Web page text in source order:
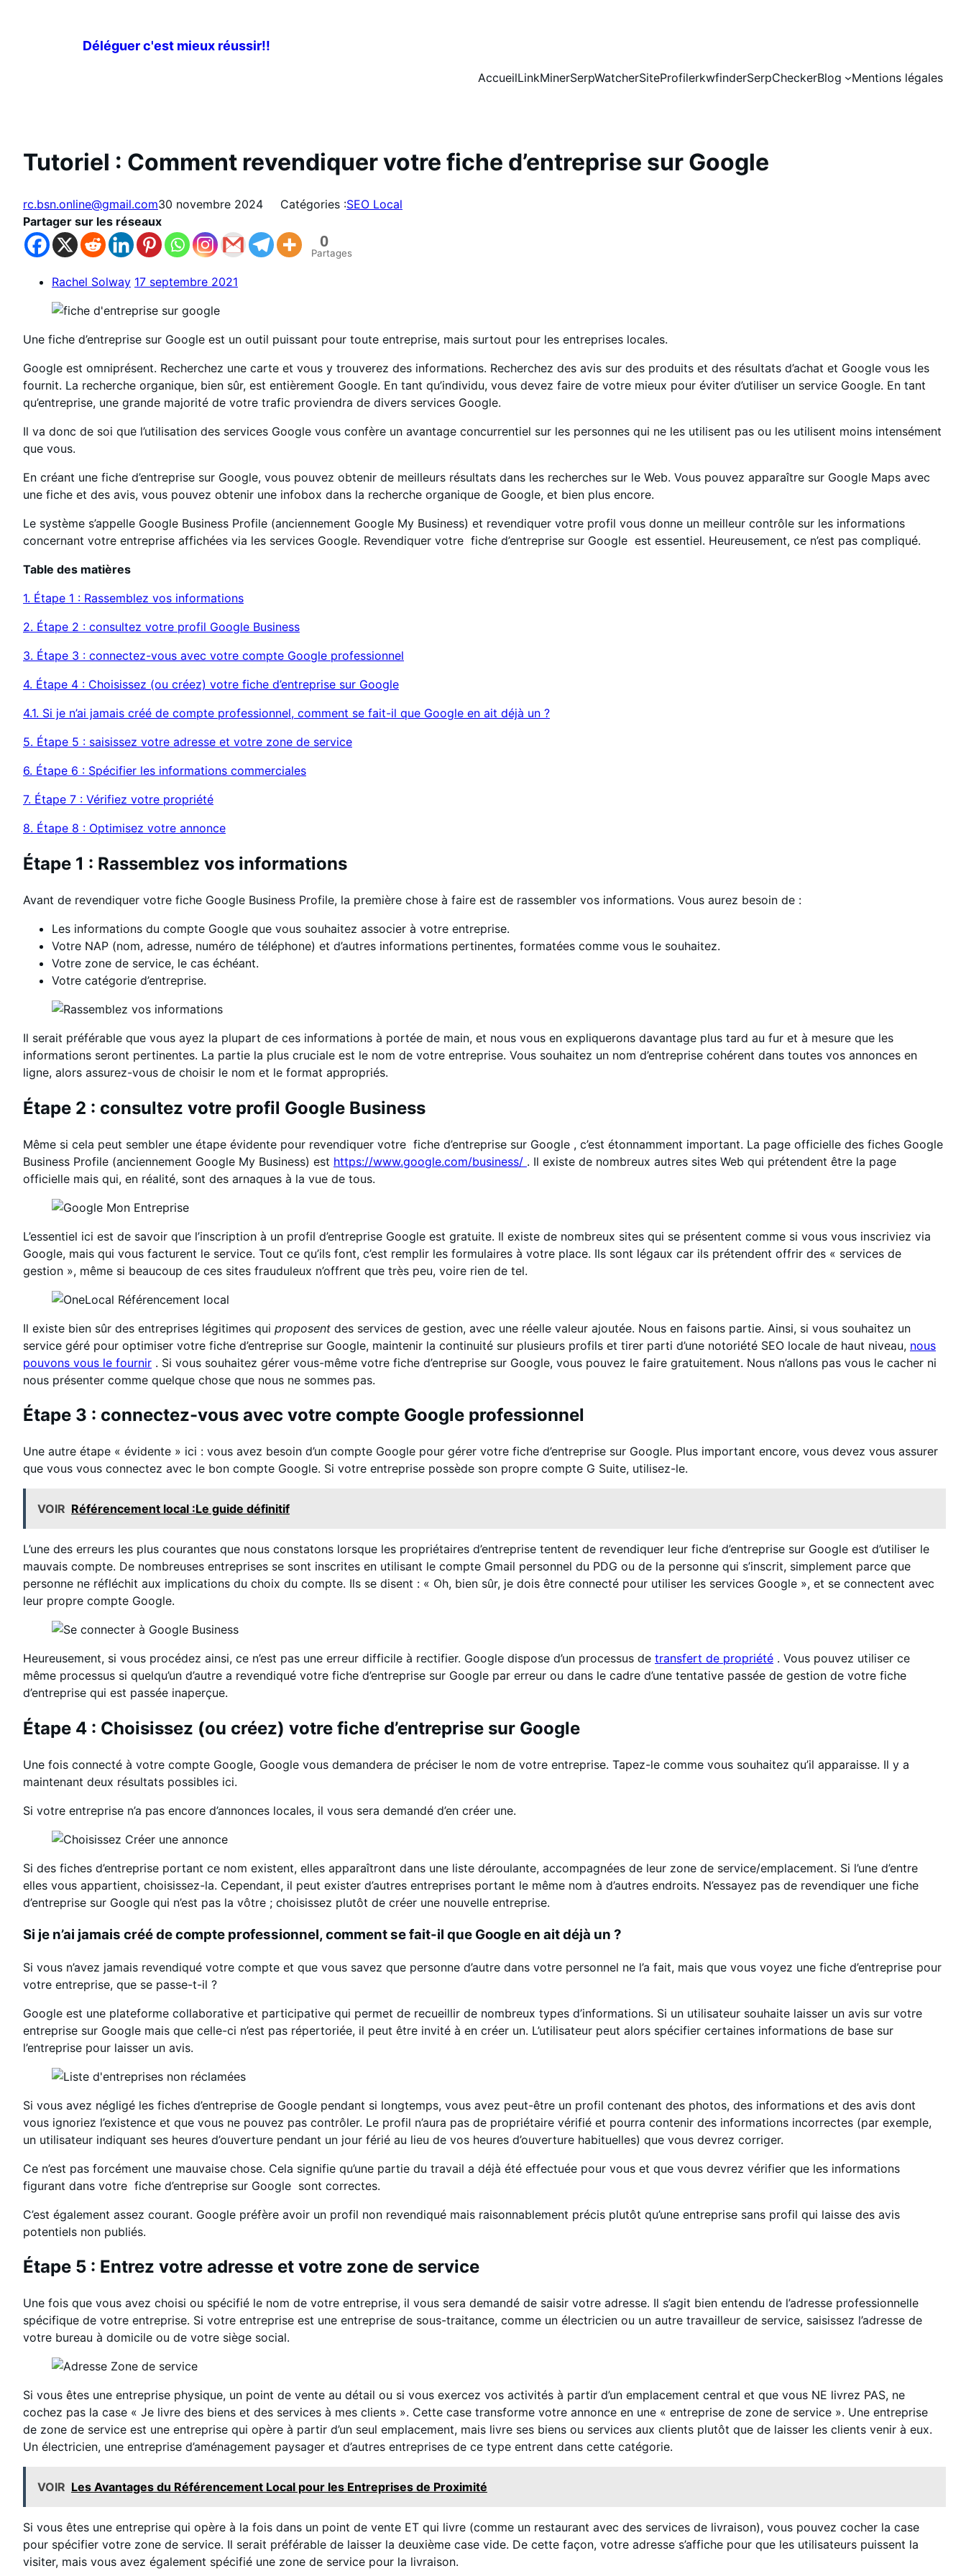
Déléguer c'est mieux réussir!!
AccueilLinkMinerSerpWatcherSiteProfilerkwfinderSerpCheckerBlog Mentions légales
Tutoriel : Comment revendiquer votre fiche d’entreprise sur Google
rc.bsn.online@gmail.com30 novembre 2024 Catégories :SEO Local
Partager sur les réseaux
0
Partages
Rachel Solway 17 septembre 2021
Une fiche d’entreprise sur Google est un outil puissant pour toute entreprise, mais surtout pour les entreprises locales.
Google est omniprésent. Recherchez une carte et vous y trouverez des informations. Recherchez des avis sur des produits et des résultats d’achat et Google vous les
fournit. La recherche organique, bien sûr, est entièrement Google. En tant qu’individu, vous devez faire de votre mieux pour éviter d’utiliser un service Google. En tant
qu’entreprise, une grande majorité de votre trafic proviendra de divers services Google.
Il va donc de soi que l’utilisation des services Google vous confère un avantage concurrentiel sur les personnes qui ne les utilisent pas ou les utilisent moins intensément
que vous.
En créant une fiche d’entreprise sur Google, vous pouvez obtenir de meilleurs résultats dans les recherches sur le Web. Vous pouvez apparaître sur Google Maps avec
une fiche et des avis, vous pouvez obtenir une infobox dans la recherche organique de Google, et bien plus encore.
Le système s’appelle Google Business Profile (anciennement Google My Business) et revendiquer votre profil vous donne un meilleur contrôle sur les informations
concernant votre entreprise affichées via les services Google. Revendiquer votre fiche d’entreprise sur Google est essentiel. Heureusement, ce n’est pas compliqué.
Table des matières
1. Étape 1 : Rassemblez vos informations
2. Étape 2 : consultez votre profil Google Business
3. Étape 3 : connectez-vous avec votre compte Google professionnel
4. Étape 4 : Choisissez (ou créez) votre fiche d’entreprise sur Google
4.1. Si je n’ai jamais créé de compte professionnel, comment se fait-il que Google en ait déjà un ?
5. Étape 5 : saisissez votre adresse et votre zone de service
6. Étape 6 : Spécifier les informations commerciales
7. Étape 7 : Vérifiez votre propriété
8. Étape 8 : Optimisez votre annonce
Étape 1 : Rassemblez vos informations
Avant de revendiquer votre fiche Google Business Profile, la première chose à faire est de rassembler vos informations. Vous aurez besoin de :
Les informations du compte Google que vous souhaitez associer à votre entreprise.
Votre NAP (nom, adresse, numéro de téléphone) et d’autres informations pertinentes, formatées comme vous le souhaitez.
Votre zone de service, le cas échéant.
Votre catégorie d’entreprise.
Il serait préférable que vous ayez la plupart de ces informations à portée de main, et nous vous en expliquerons davantage plus tard au fur et à mesure que les
informations seront pertinentes. La partie la plus cruciale est le nom de votre entreprise. Vous souhaitez un nom d’entreprise cohérent dans toutes vos annonces en
ligne, alors assurez-vous de choisir le nom et le format appropriés.
Étape 2 : consultez votre profil Google Business
Même si cela peut sembler une étape évidente pour revendiquer votre fiche d’entreprise sur Google , c’est étonnamment important. La page officielle des fiches Google
Business Profile (anciennement Google My Business) est https://www.google.com/business/ . Il existe de nombreux autres sites Web qui prétendent être la page
officielle mais qui, en réalité, sont des arnaques à la vue de tous.
L’essentiel ici est de savoir que l’inscription à un profil d’entreprise Google est gratuite. Il existe de nombreux sites qui se présentent comme si vous vous inscriviez via
Google, mais qui vous facturent le service. Tout ce qu’ils font, c’est remplir les formulaires à votre place. Ils sont légaux car ils prétendent offrir des « services de
gestion », même si beaucoup de ces sites frauduleux n’offrent que très peu, voire rien de tel.
Il existe bien sûr des entreprises légitimes qui proposent des services de gestion, avec une réelle valeur ajoutée. Nous en faisons partie. Ainsi, si vous souhaitez un
service géré pour optimiser votre fiche d’entreprise sur Google, maintenir la continuité sur plusieurs profils et tirer parti d’une notoriété SEO locale de haut niveau, nous
pouvons vous le fournir . Si vous souhaitez gérer vous-même votre fiche d’entreprise sur Google, vous pouvez le faire gratuitement. Nous n’allons pas vous le cacher ni
nous présenter comme quelque chose que nous ne sommes pas.
Étape 3 : connectez-vous avec votre compte Google professionnel
Une autre étape « évidente » ici : vous avez besoin d’un compte Google pour gérer votre fiche d’entreprise sur Google. Plus important encore, vous devez vous assurer
que vous vous connectez avec le bon compte Google. Si votre entreprise possède son propre compte G Suite, utilisez-le.
VOIR Référencement local :Le guide définitif
L’une des erreurs les plus courantes que nous constatons lorsque les propriétaires d’entreprise tentent de revendiquer leur fiche d’entreprise sur Google est d’utiliser le
mauvais compte. De nombreuses entreprises se sont inscrites en utilisant le compte Gmail personnel du PDG ou de la personne qui s’inscrit, simplement parce que
personne ne réfléchit aux implications du choix du compte. Ils se disent : « Oh, bien sûr, je dois être connecté pour utiliser les services Google », et se connectent avec
leur propre compte Google.
Heureusement, si vous procédez ainsi, ce n’est pas une erreur difficile à rectifier. Google dispose d’un processus de transfert de propriété . Vous pouvez utiliser ce
même processus si quelqu’un d’autre a revendiqué votre fiche d’entreprise sur Google par erreur ou dans le cadre d’une tentative passée de gestion de votre fiche
d’entreprise qui est passée inaperçue.
Étape 4 : Choisissez (ou créez) votre fiche d’entreprise sur Google
Une fois connecté à votre compte Google, Google vous demandera de préciser le nom de votre entreprise. Tapez-le comme vous souhaitez qu’il apparaisse. Il y a
maintenant deux résultats possibles ici.
Si votre entreprise n’a pas encore d’annonces locales, il vous sera demandé d’en créer une.
Si des fiches d’entreprise portant ce nom existent, elles apparaîtront dans une liste déroulante, accompagnées de leur zone de service/emplacement. Si l’une d’entre
elles vous appartient, choisissez-la. Cependant, il peut exister d’autres entreprises portant le même nom à d’autres endroits. N’essayez pas de revendiquer une fiche
d’entreprise sur Google qui n’est pas la vôtre ; choisissez plutôt de créer une nouvelle entreprise.
Si je n’ai jamais créé de compte professionnel, comment se fait-il que Google en ait déjà un ?
Si vous n’avez jamais revendiqué votre compte et que vous savez que personne d’autre dans votre personnel ne l’a fait, mais que vous voyez une fiche d’entreprise pour
votre entreprise, que se passe-t-il ?
Google est une plateforme collaborative et participative qui permet de recueillir de nombreux types d’informations. Si un utilisateur souhaite laisser un avis sur votre
entreprise sur Google mais que celle-ci n’est pas répertoriée, il peut être invité à en créer un. L’utilisateur peut alors spécifier certaines informations de base sur
l’entreprise pour laisser un avis.
Si vous avez négligé les fiches d’entreprise de Google pendant si longtemps, vous avez peut-être un profil contenant des photos, des informations et des avis dont
vous ignoriez l’existence et que vous ne pouvez pas contrôler. Le profil n’aura pas de propriétaire vérifié et pourra contenir des informations incorrectes (par exemple,
un utilisateur indiquant ses heures d’ouverture pendant un jour férié au lieu de vos heures d’ouverture habituelles) que vous devrez corriger.
Ce n’est pas forcément une mauvaise chose. Cela signifie qu’une partie du travail a déjà été effectuée pour vous et que vous devrez vérifier que les informations
figurant dans votre fiche d’entreprise sur Google sont correctes.
C’est également assez courant. Google préfère avoir un profil non revendiqué mais raisonnablement précis plutôt qu’une entreprise sans profil qui laisse des avis
potentiels non publiés.
Étape 5 : Entrez votre adresse et votre zone de service
Une fois que vous avez choisi ou spécifié le nom de votre entreprise, il vous sera demandé de saisir votre adresse. Il s’agit bien entendu de l’adresse professionnelle
spécifique de votre entreprise. Si votre entreprise est une entreprise de sous-traitance, comme un électricien ou un autre travailleur de service, saisissez l’adresse de
votre bureau à domicile ou de votre siège social.
Si vous êtes une entreprise physique, un point de vente au détail ou si vous exercez vos activités à partir d’un emplacement central et que vous NE livrez PAS, ne
cochez pas la case « Je livre des biens et des services à mes clients ». Cette case transforme votre annonce en une « entreprise de zone de service ». Une entreprise
de zone de service est une entreprise qui opère à partir d’un seul emplacement, mais livre ses biens ou services aux clients plutôt que de laisser les clients venir à eux.
Un électricien, une entreprise d’aménagement paysager et d’autres entreprises de ce type entrent dans cette catégorie.
VOIR Les Avantages du Référencement Local pour les Entreprises de Proximité
Si vous êtes une entreprise qui opère à la fois dans un point de vente ET qui livre (comme un restaurant avec des services de livraison), vous pouvez cocher la case
pour spécifier votre zone de service. Il serait préférable de laisser la deuxième case vide. De cette façon, votre adresse s’affiche pour que les utilisateurs puissent la
visiter, mais vous avez également spécifié une zone de service pour la livraison.